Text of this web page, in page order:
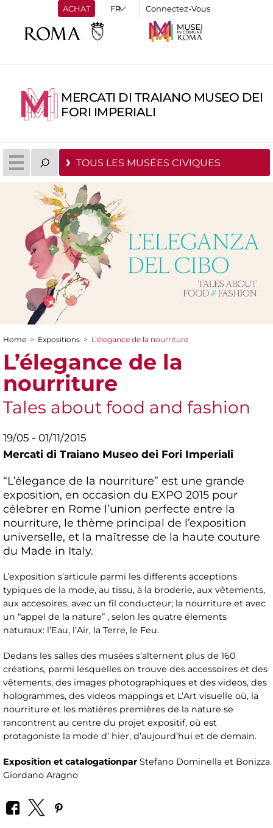
ACHAT Connectez-Vous
MERCATI DI TRAIANO MUSEO DEI
FORI IMPERIALI
TOUS LES MUSÉES CIVIQUES
You are here
Home > Expositions > L’élegance de la nourriture
L’élegance de la
nourriture
Tales about food and fashion
19/05 - 01/11/2015
Mercati di Traiano Museo dei Fori Imperiali
“L’élegance de la nourriture” est une grande
exposition, en occasion du EXPO 2015 pour
célebrer en Rome l’union perfecte entre la
nourriture, le thème principal de l’exposition
universelle, et la maîtresse de la haute couture
du Made in Italy.
L’exposition s’articule parmi les differents acceptions
typiques de la mode, au tissu, à la broderie, aux vêtements,
aux accesoires, avec un fil conducteur; la nourriture et avec
un “appel de la nature” , selon les quatre élements
naturaux: l’Eau, l’Air, la Terre, le Feu.
Dedans les salles des musées s’alternent plus de 160
créations, parmi lesquelles on trouve des accessoires et des
vêtements, des images photographiques et des videos, des
hologrammes, des videos mappings et L’Art visuelle où, la
nourriture et les matières premières de la nature se
rancontrent au centre du projet expositif, où est
protagoniste la mode d’ hier, d’aujourd’hui et de demain.
Exposition et catalogationpar Stefano Dominella et Bonizza
Giordano Aragno